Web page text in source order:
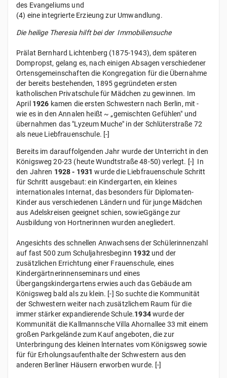
des Evangeliums und
(4) eine integrierte Erzieung zur Umwandlung.
Die heilige Theresia hilft bei der Immobiliensuche
Prälat Bernhard Lichtenberg (1875-1943), dem späteren
Dompropst, gelang es, nach einigen Absagen verschiedener
Ortensgemeinschaften die Kongregation für die Übernahme
der bereits bestehenden, 1895 gegründeten ersten
katholischen Privatschule für Mädchen zu gewinnen. Im
April 1926 kamen die ersten Schwestern nach Berlin, mit -
wie es in den Annalen heißt ~ „gemischten Gefühlen" und
übernahmen das "Lyzeum Muche" in der Schlüterstraße 72
als neue Liebfrauenschule. [-]
Bereits im darauffolgenden Jahr wurde der Unterricht in den
Königsweg 20-23 (heute Wundtstraße 48-50) verlegt. [-] In
den Jahren 1928 - 1931 wurde die Liebfrauenschule Schritt
für Schritt ausgebaut: ein Kindergarten, ein kleines
internationales Internat, das besonders für Diplomaten-
Kinder aus verschiedenen Ländern und für junge Mädchen
aus Adelskreisen geeignet schien, sowieGgänge zur
Ausbildung von Hortnerinnen wurden anegliedert.
Angesichts des schnellen Anwachsens der Schülerinnenzahl
auf fast 500 zum Schuljahresbeginn 1932und der
zusätzlichen Errichtung einer Frauenschule, eines
Kindergärtnerinnenseminars und eines
Übergangskindergartens erwies auch das Gebäude am
Königsweg bald als zu klein. [-] So suchte die Kommunität
der Schwestern weiter nach zusätzlichem Raum für die
immer stärker expandierende Schule.1934wurde der
Kommunität die Kallmannsche Villa Ahornallee 33 mit einem
großen Parkgelände zum Kauf angeboten, die zur
Unterbringung des kleinen lnternates vom Königsweg sowie
für für Erholungsaufenthalte der Schwestern aus den
anderen Berliner Häusern erworben wurde. [-]